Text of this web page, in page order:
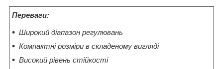
Переваги:
Широкий діапазон регулювань
Компактні розміри в складеному вигляді
Високий рівень стійкості